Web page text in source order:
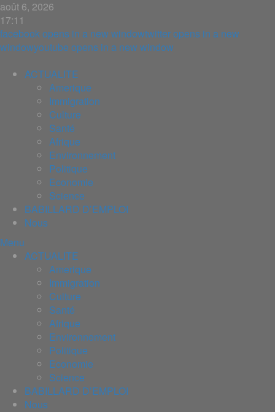
août 6, 2026
17:11
facebookopens in a new windowtwitteropens in a new
windowyoutube opens in a new window
ACTUALITE
Amerique
Immigration
Culture
Santé
Afrique
Environnement
Politique
Economie
Science
BABILLARD D’EMPLOI
Nous
Menu
ACTUALITE
Amerique
Immigration
Culture
Santé
Afrique
Environnement
Politique
Economie
Science
BABILLARD D’EMPLOI
Nous